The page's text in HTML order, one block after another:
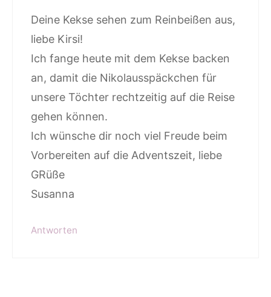
Deine Kekse sehen zum Reinbeißen aus,
liebe Kirsi!
Ich fange heute mit dem Kekse backen
an, damit die Nikolausspäckchen für
unsere Töchter rechtzeitig auf die Reise
gehen können.
Ich wünsche dir noch viel Freude beim
Vorbereiten auf die Adventszeit, liebe
GRüße
Susanna
Antworten